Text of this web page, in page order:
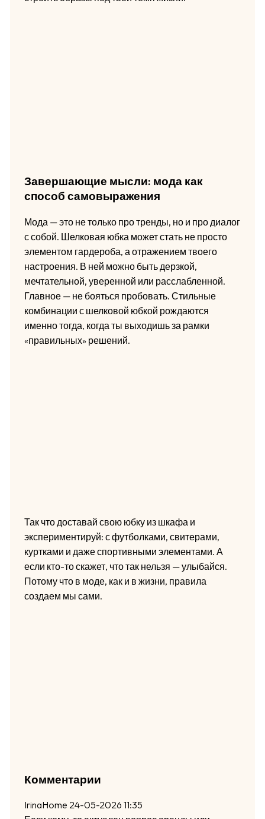
Завершающие мысли: мода как
способ самовыражения
Мода — это не только про тренды, но и про диалог
с собой. Шелковая юбка может стать не просто
элементом гардероба, а отражением твоего
настроения. В ней можно быть дерзкой,
мечтательной, уверенной или расслабленной.
Главное — не бояться пробовать. Стильные
комбинации с шелковой юбкой рождаются
именно тогда, когда ты выходишь за рамки
«правильных» решений.
Так что доставай свою юбку из шкафа и
экспериментируй: с футболками, свитерами,
куртками и даже спортивными элементами. А
если кто-то скажет, что так нельзя — улыбайся.
Потому что в моде, как и в жизни, правила
создаем мы сами.
Комментарии
IrinaHome 24-05-2026 11:35